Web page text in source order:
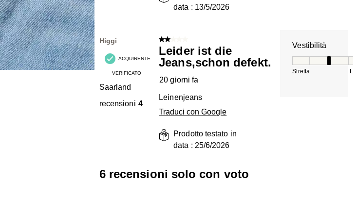
data : 13/5/2026
Higgi
ACQUIRENTE
VERIFICATO
Saarland
recensioni 4
2 su 5 stelle.
Leider ist die
Jeans,schon defekt.
20 giorni fa
Leinenjeans
Traduci con Google
Prodotto testato in
data : 25/6/2026
Vestibilità
Stretta
6 recensioni solo con voto